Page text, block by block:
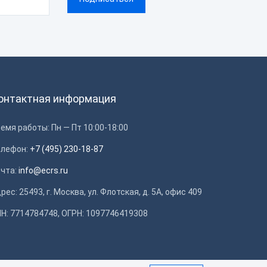
информация
работы: Пн — Пт 10:00-18:00
+7 (495) 230-18-87
info@ecrs.ru
25493, г. Москва, ул. Флотская, д. 5А, офис 409
7714784748, ОГРН: 1097746419308